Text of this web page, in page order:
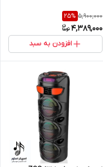
5,900,000
25%
4,389,000
افزودن به سبد